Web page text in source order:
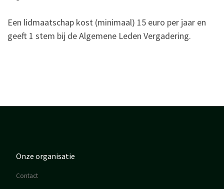
Een lidmaatschap kost (minimaal) 15 euro per jaar en
geeft 1 stem bij de Algemene Leden Vergadering.
Onze organisatie
Contact